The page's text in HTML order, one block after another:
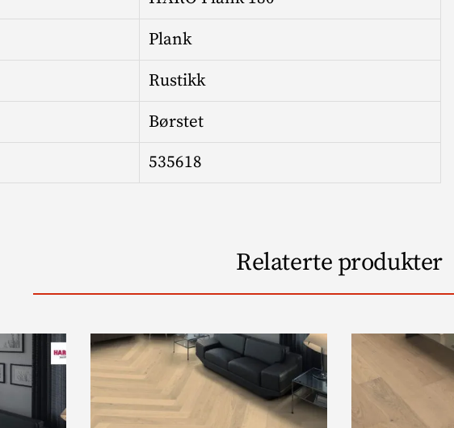
Plank
Rustikk
Børstet
535618
Relaterte produkter